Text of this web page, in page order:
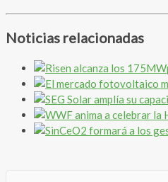
Noticias relacionadas